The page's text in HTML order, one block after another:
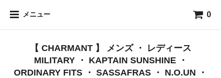
メニュー 0
【 CHARMANT 】 メンズ ・ レディース
MILITARY ・ KAPTAIN SUNSHINE ・
ORDINARY FITS ・ SASSAFRAS ・ N.O.UN ・